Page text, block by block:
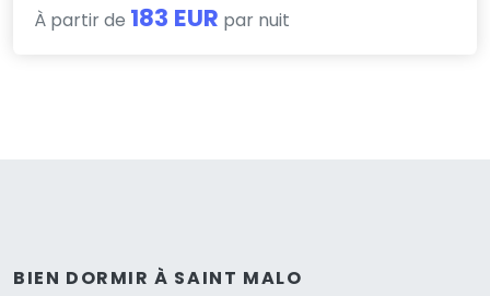
À partir de 183 EUR par nuit
BIEN DORMIR À SAINT MALO